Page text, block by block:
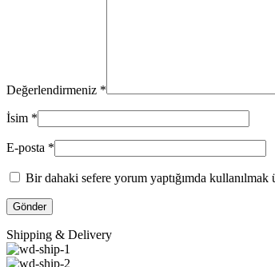
Değerlendirmeniz *
İsim *
E-posta *
Bir dahaki sefere yorum yaptığımda kullanılmak
Shipping & Delivery